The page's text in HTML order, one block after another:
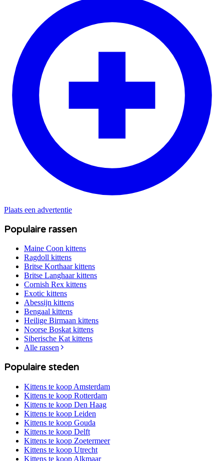
Plaats een advertentie
Populaire rassen
Maine Coon kittens
Ragdoll kittens
Britse Korthaarkittens
Britse Langhaarkittens
Cornish Rex kittens
Exotic kittens
Abessijn kittens
Bengaal kittens
Heilige Birmaan kittens
Noorse Boskat kittens
Siberische Kat kittens
Alle rassen
Populaire steden
Kittens te koop Amsterdam
Kittens te koop Rotterdam
Kittens te koop Den Haag
Kittens te koop Leiden
Kittens te koop Gouda
Kittens te koop Delft
Kittens te koop Zoetermeer
Kittens te koop Utrecht
Kittens te koop Alkmaar